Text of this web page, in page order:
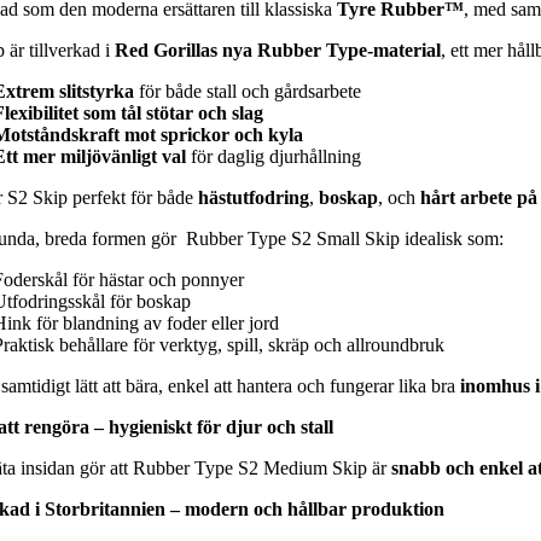
som den moderna ersättaren till klassiskaTyre Rubber™, med
är tillverkad iRed Gorillas nya Rubber Type-material, ett mer
slitstyrka för både stall och gårdsarbete
som tål stötar och slag
mot sprickor och kyla
mer miljövänligt val för daglig djurhållning
S2 Skip perfekt för bådehästutfodring,boskap, ochhårt arbete
breda formen gör Rubber Type S2 Small Skip idealisk som:
för hästar och ponnyer
för boskap
för blandning av foder eller jord
behållare för verktyg, spill, skräp och allroundbruk
lätt att bära, enkel att hantera och fungerar lika brainomhus
rengöra – hygieniskt för djur och stall
insidan gör att Rubber Type S2 Medium Skip ärsnabb och enkel
i Storbritannien – modern och hållbar produktion